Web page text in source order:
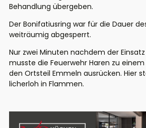
Behandlung übergeben.
Der Bonifatiusring war für die Dauer
weiträumig abgesperrt.
Nur zwei Minuten nachdem der
musste die Feuerwehr Haren zu einem
den Ortsteil Emmeln ausrücken. Hier
licherloh in Flammen.